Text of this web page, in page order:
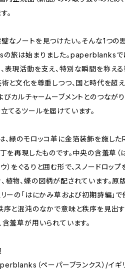
。
なノートを見つけたい。そんな1つの思
旅は始まりました。paperblanksで
表現活動を支え、特別な瞬間を称え
術と文化を尊重しつつ、国と時代を超
びカルチャームーブメントとのつなが
てるツールを届けています。
、緑のモロッコ革に金箔装飾を施し
を再現したものです。中央の含羞草（
）をぐるりと囲む形で、スノードロップ
植物、蝶の図柄が配されています。原
リーの「はにかみ草および初期詩編」
序と混沌のなかで意味と秩序を見出
含羞草が用いられています。
（ペーパーブランクス）/イギ